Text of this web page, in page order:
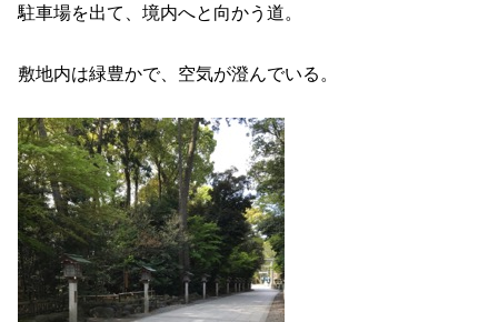
駐車場を出て、境内へと向かう道。
敷地内は緑豊かで、空気が澄んでいる。